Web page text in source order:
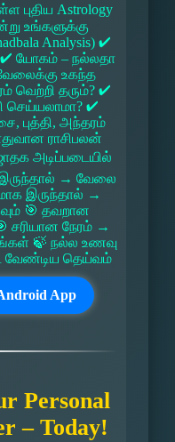
புதிய Astrology
உங்களுக்கு
Analysis) ✔
✔ யோகம் – நல்லதா
உகந்த
வெற்றி தரும்? ✔
செய்யலாமா? ✔
புத்தி, அந்தரம்
ராசிபலன்
அடிப்படையில்
→ வேலை
இருந்தால் →
🎯 தவறான
சரியான நேரம் →
🍃 நல்ல உணவு
வேண்டிய தெய்வம்
App
Personal
– Today!